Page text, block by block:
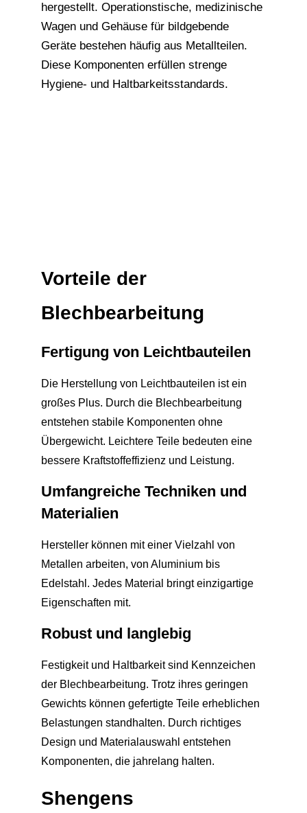
hergestellt. Operationstische, medizinische
Wagen und Gehäuse für bildgebende
Geräte bestehen häufig aus Metallteilen.
Diese Komponenten erfüllen strenge
Hygiene- und Haltbarkeitsstandards.
Vorteile der
Blechbearbeitung
Fertigung von Leichtbauteilen
Die Herstellung von Leichtbauteilen ist ein
großes Plus. Durch die Blechbearbeitung
entstehen stabile Komponenten ohne
Übergewicht. Leichtere Teile bedeuten eine
bessere Kraftstoffeffizienz und Leistung.
Umfangreiche Techniken und
Materialien
Hersteller können mit einer Vielzahl von
Metallen arbeiten, von Aluminium bis
Edelstahl. Jedes Material bringt einzigartige
Eigenschaften mit.
Robust und langlebig
Festigkeit und Haltbarkeit sind Kennzeichen
der Blechbearbeitung. Trotz ihres geringen
Gewichts können gefertigte Teile erheblichen
Belastungen standhalten. Durch richtiges
Design und Materialauswahl entstehen
Komponenten, die jahrelang halten.
Shengens